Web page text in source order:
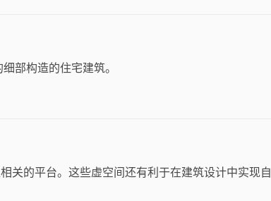
部构造的住宅建筑。
关的平台。这些虚空间还有利于在建筑设计中实现自